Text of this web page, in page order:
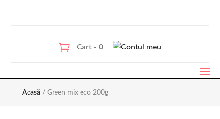
Cart - 0
Acasă/ Green mix eco 200g